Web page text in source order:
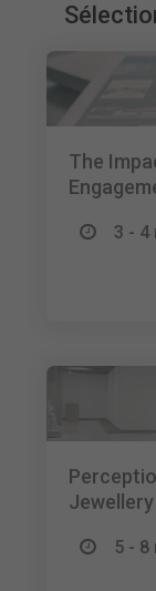
The
3 - 4
Jewellery
5 - 8